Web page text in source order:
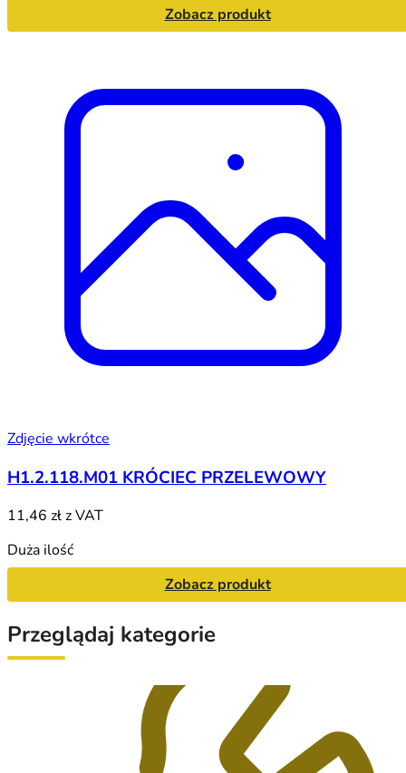
Zobacz produkt
Zdjęcie wkrótce
H1.2.118.M01 KRÓCIEC PRZELEWOWY
11,46 złz VAT
Duża ilość
Zobacz produkt
Przeglądaj kategorie